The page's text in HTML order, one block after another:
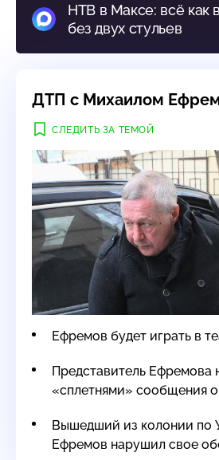
НТВ в Максе: всё как
без двух стульев
ДТП с Михаилом
СЛЕДИТЬ ЗА ТЕМОЙ
Ефремов будет играть в
Представитель Ефремова
«сплетнями» сообщения
Вышедший из колонии по
Ефремов нарушил свое